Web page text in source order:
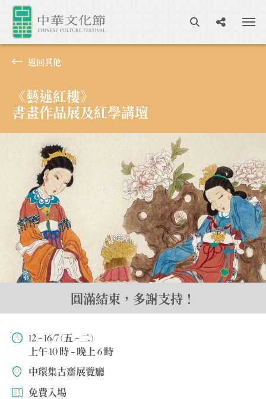
返回其他
《藝述紅樓》
書畫作品展及紅學講壇
12 – 16/7 (五 – 二)
上午 10 時 – 晚上 6 時
中環集古齋展覽廳
免費入場
圓滿結束，多謝支持！